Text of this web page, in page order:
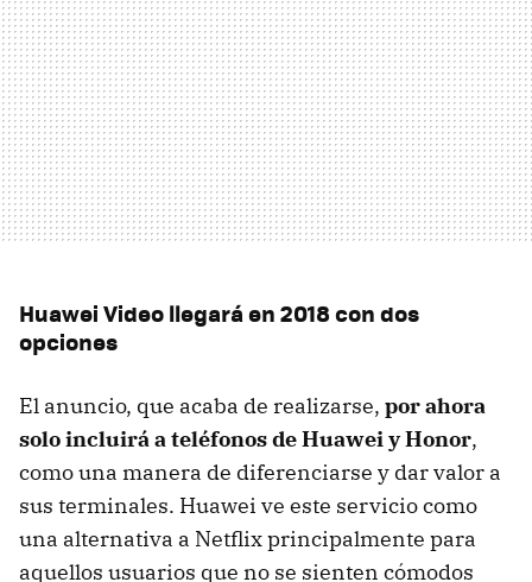
Huawei Video llegará en 2018 con dos
opciones
El anuncio, que acaba de realizarse, por ahora
solo incluirá a teléfonos de Huawei y Honor,
como una manera de diferenciarse y dar valor a
sus terminales. Huawei ve este servicio como
una alternativa a Netflix principalmente para
aquellos usuarios que no se sienten cómodos